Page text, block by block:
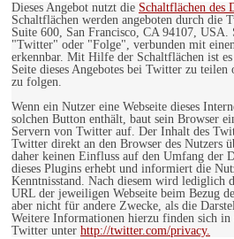
Dieses Angebot nutzt die Schaltflächen des
Schaltflächen werden angeboten durch die
Suite 600, San Francisco, CA 94107,
"Twitter" oder "Folge", verbunden mit
erkennbar. Mit Hilfe der Schaltflächen ist
Seite dieses Angebotes bei Twitter zu
zu folgen.
Wenn ein Nutzer eine Webseite dieses
solchen Button enthält, baut sein Browser
Servern von Twitter auf. Der Inhalt des
Twitter direkt an den Browser des Nutzers
daher keinen Einfluss auf den Umfang der
dieses Plugins erhebt und informiert die
Kenntnisstand. Nach diesem wird lediglich
URL der jeweiligen Webseite beim Bezug
aber nicht für andere Zwecke, als die
Weitere Informationen hierzu finden sich in
Twitter unter http://twitter.com/privacy.